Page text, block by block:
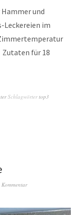
und
Leckereien im
Zutaten für 18
Schlagwörtertop3